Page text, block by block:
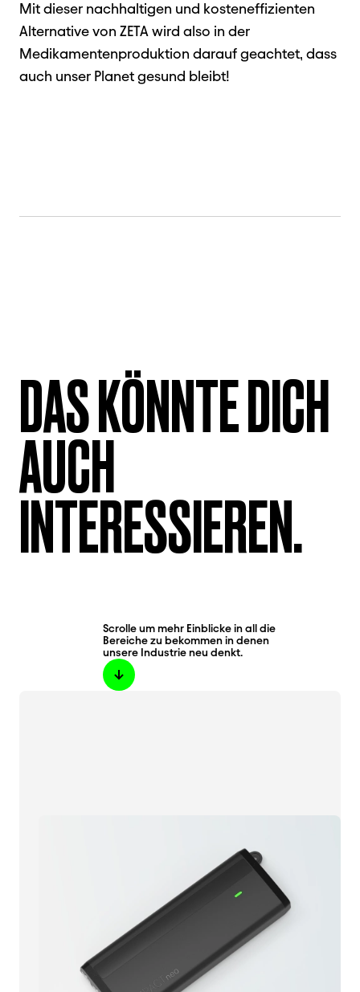
Mit dieser nachhaltigen und kosteneffizienten
Alternative von ZETA wird also in der
Medikamentenproduktion darauf geachtet, dass
auch unser Planet gesund bleibt!
DAS KÖNNTE DICH
AUCH
INTERESSIEREN.
Scrolle um mehr Einblicke in all die
Bereiche zu bekommen in denen
unsere Industrie neu denkt.